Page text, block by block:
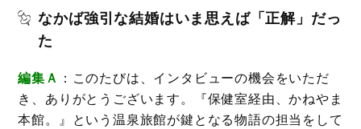
なかば強引な結婚はいま思えば「正解」だっ
た
編集Ａ ：このたびは、インタビューの機会をいただ
き、ありがとうございます。『保健室経由、かねやま
本館。』という温泉旅館が鍵となる物語の担当をして